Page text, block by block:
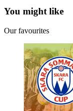
You might like
Our favourites